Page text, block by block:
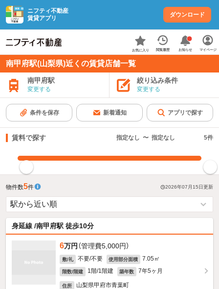
ニフティ不動産
賃貸アプリ
ダウンロード
お気に入り 閲覧履歴 お知らせ マイページ
南甲府駅(山梨県)近くの賃貸店舗一覧
南甲府駅
変更する
絞り込み条件
変更する
条件を保存 新着通知 アプリで探す
賃料で探す 指定なし 〜 指定なし 5件
物件数5件 2026年07月15日更新
身延線 /南甲府駅 徒歩10分
6万円 （管理費5,000円）
敷/礼 不要/不要 使用部分面積 7.05㎡
階数/階建 1階/1階建 築年数 7年5ヶ月
住所 山梨県甲府市青葉町